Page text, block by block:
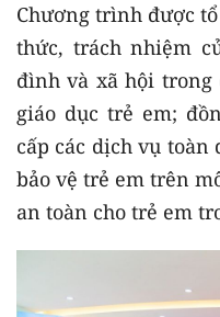
Chương trình được
thức, trách nhiệm
đình và xã hội trong
giáo dục trẻ em;
cấp các dịch vụ
bảo vệ trẻ em trên
an toàn cho trẻ em